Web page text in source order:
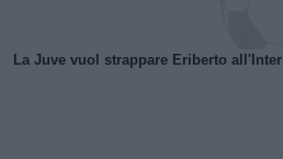
La Juve vuol strappare Eriberto all'Inter